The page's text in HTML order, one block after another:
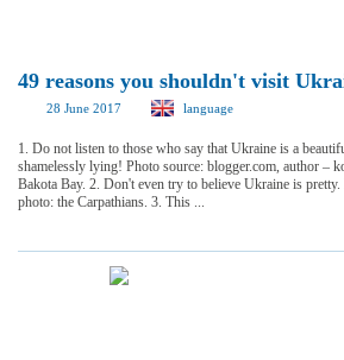
49 reasons you shouldn't visit
28 June 2017 language
1. Do not listen to those who say that Ukraine is a
shamelessly lying! Photo source: blogger.com, author –
Bakota Bay. 2. Don't even try to believe Ukraine is
photo: the Carpathians. 3. This ...